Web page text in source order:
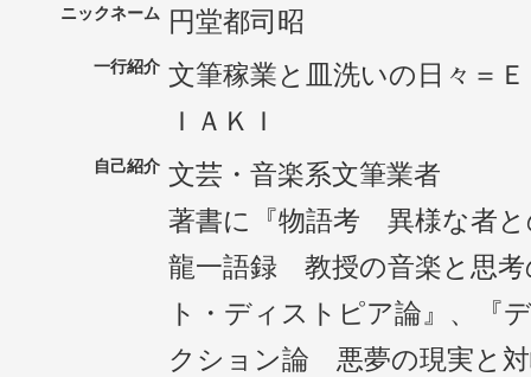
ニックネーム 円堂都司昭
一行紹介 文筆稼業と皿洗いの日々＝
ＩＡＫＩ
自己紹介 文芸・音楽系文筆業者
著書に『物語考 異様な者と
龍一語録 教授の音楽と思考
ト・ディストピア論』、『
クション論 悪夢の現実と